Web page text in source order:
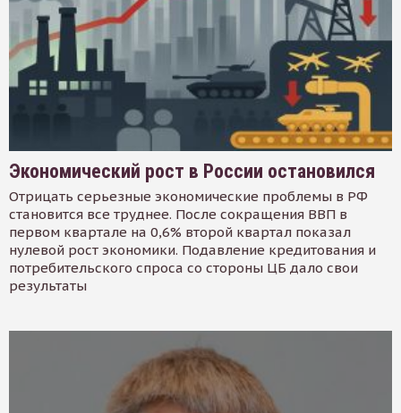
Экономический рост в России остановился
Отрицать серьезные экономические проблемы в РФ
становится все труднее. После сокращения ВВП в
первом квартале на 0,6% второй квартал показал
нулевой рост экономики. Подавление кредитования и
потребительского спроса со стороны ЦБ дало свои
результаты